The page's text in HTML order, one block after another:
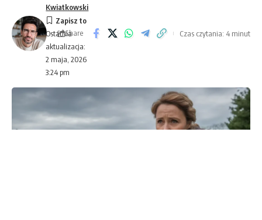
Ostatnia
aktualizacja:
2 maja, 2026
3:24 pm
Kwiatkowski
Share Czas czytania: 4 minut